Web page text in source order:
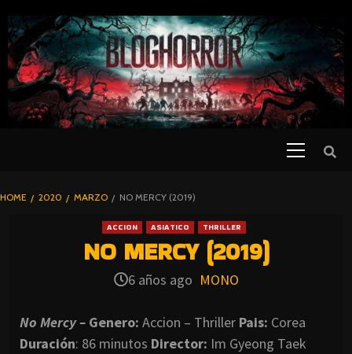
TO
CONTENT
BLOGHORROR
HOME 2020 MARZO NO MERCY (2019)
ACCION ASIATICO THRILLER
NO MERCY (2019)
6 años ago MONO
No Mercy – Genero: Accion – Thriller Pais: Corea
Duración: 86 minutos Director: Im Gyeong Taek